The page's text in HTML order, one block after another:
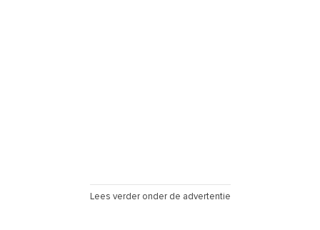
Lees verder onder de advertentie